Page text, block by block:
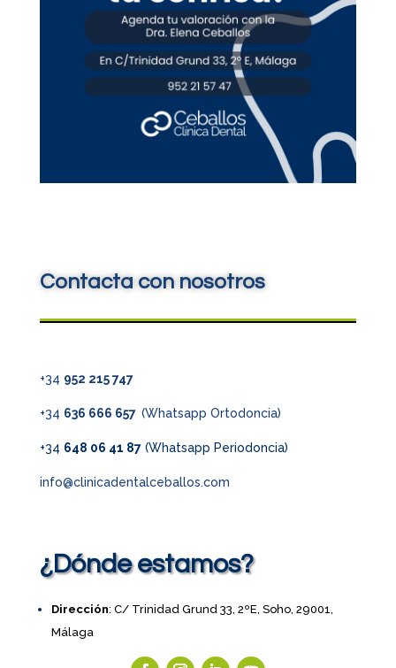
Contacta con nosotros
+34 952 215 747
+34 636 666 657 (Whatsapp Ortodoncia)
+34 648 06 41 87(Whatsapp Periodoncia)
info@clinicadentalceballos.com
¿Dónde estamos?
Dirección: C/ Trinidad Grund 33, 2ºE, Soho, 29001,
Málaga